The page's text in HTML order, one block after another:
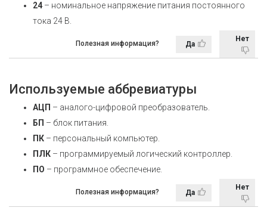
24 – номинальное напряжение питания постоянного
тока 24 В.
Полезная информация? Да
Нет
Используемые аббревиатуры
АЦП – аналого-цифровой преобразователь.
БП – блок питания.
ПК – персональный компьютер.
ПЛК – программируемый логический контроллер.
ПО – программное обеспечение.
Полезная информация? Да
Нет